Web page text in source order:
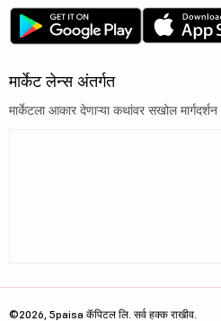
मार्केट लेन्स अंतर्गत
मार्केटला आकार देणाऱ्या कथांवर सखोल मार्गदर्शन
©2026, 5paisa कॅपिटल लि. सर्व हक्क राखीव.